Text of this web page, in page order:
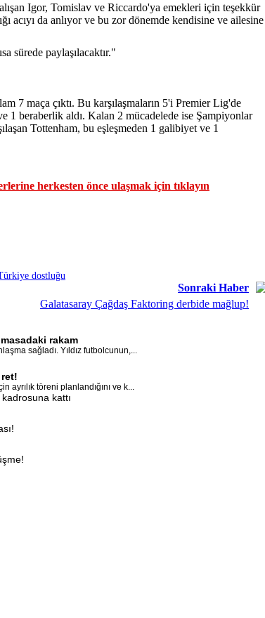
Igor, Tomislav ve Riccardo'ya emekleri için teşekkür
acıyı da anlıyor ve bu zor dönemde kendisine ve ailesine
sürede paylaşılacaktır."
7 maça çıktı. Bu karşılaşmaların 5'i Premier Lig'de
1 beraberlik aldı. Kalan 2 mücadelede ise Şampiyonlar
Tottenham, bu eşleşmeden 1 galibiyet ve 1
herkesten önce ulaşmak için tıklayın
dostluğu
Sonraki Haber
Galatasaray Çağdaş Faktoring derbide mağlup!
rakam
sağladı. Yıldız futbolcunun,...
töreni planlandığını ve k...
kattı